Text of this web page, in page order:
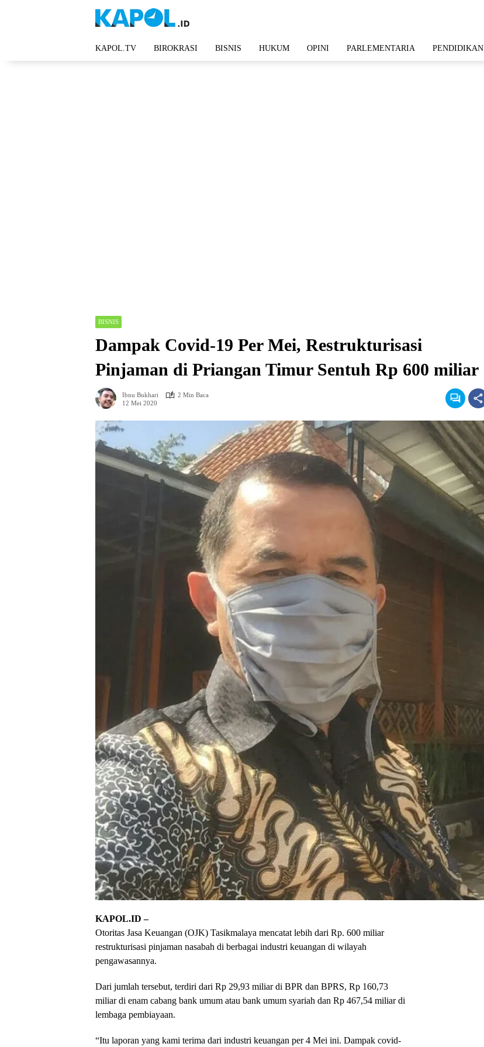
KAPOL.TV BIROKRASI BISNIS HUKUM OPINI PARLEMENTARIA PENDIDIKAN
BISNIS
Dampak Covid-19 Per Mei, Restrukturisasi
Pinjaman di Priangan Timur Sentuh Rp 600 miliar
Ibnu Bukhari
2 Min Baca
12 Mei 2020
KAPOL.ID –
Otoritas Jasa Keuangan (OJK) Tasikmalaya mencatat lebih dari Rp. 600 miliar
restrukturisasi pinjaman nasabah di berbagai industri keuangan di wilayah
pengawasannya.
Dari jumlah tersebut, terdiri dari Rp 29,93 miliar di BPR dan BPRS, Rp 160,73
miliar di enam cabang bank umum atau bank umum syariah dan Rp 467,54 miliar di
lembaga pembiayaan.
“Itu laporan yang kami terima dari industri keuangan per 4 Mei ini. Dampak covid-